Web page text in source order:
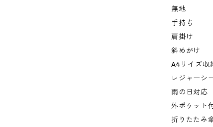
無地
手持ち
肩掛け
斜めがけ
A4サイズ収
レジャーシ
雨の日対応
外ポケット
折りたたみ